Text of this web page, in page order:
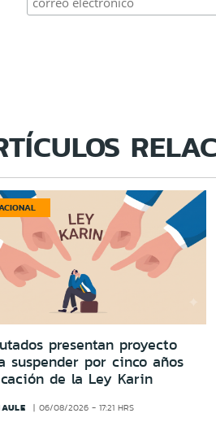
presentan proyecto
suspender por cinco años
de la Ley Karin
06/08/2026 - 17:21 HRS